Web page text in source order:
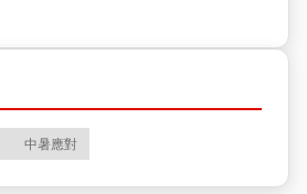
中暑應對